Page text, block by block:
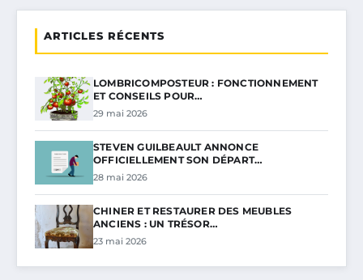
ARTICLES RÉCENTS
LOMBRICOMPOSTEUR : FONCTIONNEMENT
ET CONSEILS POUR…
29 mai 2026
STEVEN GUILBEAULT ANNONCE
OFFICIELLEMENT SON DÉPART…
28 mai 2026
CHINER ET RESTAURER DES MEUBLES
ANCIENS : UN TRÉSOR…
23 mai 2026